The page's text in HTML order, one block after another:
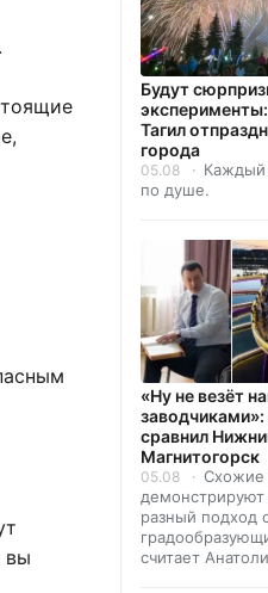
вы
Будут
Тагил
города
05.08
Каждый
по душе.
«Ну не везёт
сравнил
Магнитогорск
05.08
Схожие
разный подход
считает